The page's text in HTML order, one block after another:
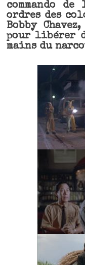
commando
ordres des
Bobby
pour libérer
mains du